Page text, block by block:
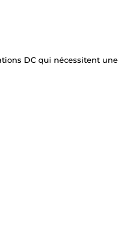
DC qui nécessitent